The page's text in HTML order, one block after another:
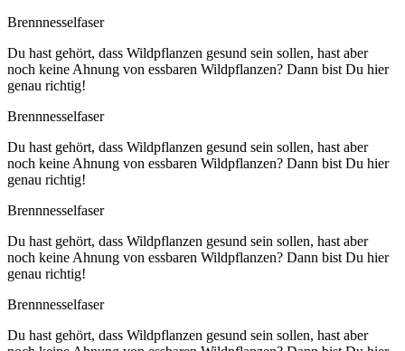
Brenn­nes­sel­fa­ser
Du hast gehört, dass Wild­pflan­zen gesund sein sol­len, hast aber
noch kei­ne Ahnung von ess­ba­ren Wild­pflan­zen? Dann bist Du hier
genau richtig!
Brenn­nes­sel­fa­ser
Du hast gehört, dass Wild­pflan­zen gesund sein sol­len, hast aber
noch kei­ne Ahnung von ess­ba­ren Wild­pflan­zen? Dann bist Du hier
genau richtig!
Brenn­nes­sel­fa­ser
Du hast gehört, dass Wild­pflan­zen gesund sein sol­len, hast aber
noch kei­ne Ahnung von ess­ba­ren Wild­pflan­zen? Dann bist Du hier
genau richtig!
Brenn­nes­sel­fa­ser
Du hast gehört, dass Wild­pflan­zen gesund sein sol­len, hast aber